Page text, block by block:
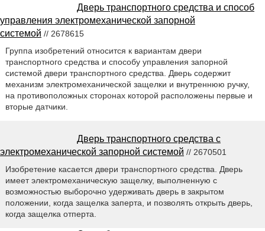
Дверь транспортного средства и способ
управления электромеханической запорной
системой // 2678615
Группа изобретений относится к вариантам двери
транспортного средства и способу управления запорной
системой двери транспортного средства. Дверь содержит
механизм электромеханической защелки и внутреннюю ручку,
на противоположных сторонах которой расположены первые и
вторые датчики.
Дверь транспортного средства с
электромеханической запорной системой // 2670501
Изобретение касается двери транспортного средства. Дверь
имеет электромеханическую защелку, выполненную с
возможностью выборочно удерживать дверь в закрытом
положении, когда защелка заперта, и позволять открыть дверь,
когда защелка отперта.